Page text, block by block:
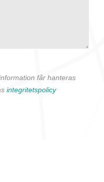
får hanteras
integritetspolicy